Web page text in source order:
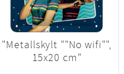
"Metallskylt ""No wifi"",
15x20 cm"